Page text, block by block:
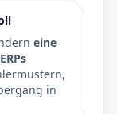
eine
in